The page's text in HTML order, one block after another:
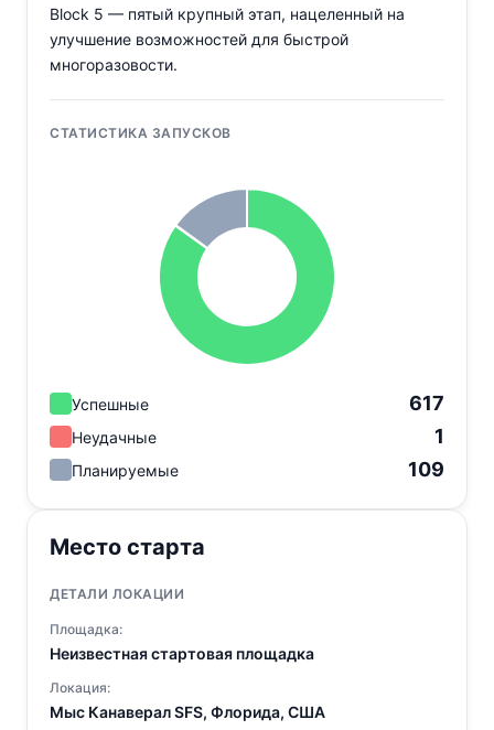
Block 5 — пятый крупный этап, нацеленный на
улучшение возможностей для быстрой
многоразовости.
СТАТИСТИКА ЗАПУСКОВ
Успешные 617
Неудачные 1
Планируемые 109
Место старта
ДЕТАЛИ ЛОКАЦИИ
Площадка:
Неизвестная стартовая площадка
Локация:
Мыс Канаверал SFS, Флорида, США